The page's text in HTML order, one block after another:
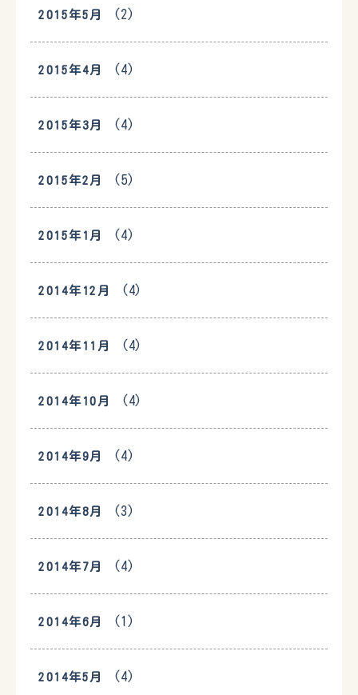
2015年5月 (2)
2015年4月 (4)
2015年3月 (4)
2015年2月 (5)
2015年1月 (4)
2014年12月 (4)
2014年11月 (4)
2014年10月 (4)
2014年9月 (4)
2014年8月 (3)
2014年7月 (4)
2014年6月 (1)
2014年5月 (4)